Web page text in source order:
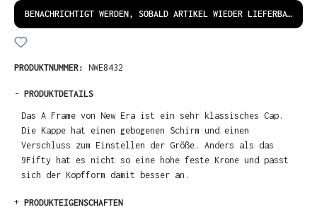
BENACHRICHTIGT WERDEN, SOBALD ARTIKEL WIEDER LIEFERBAR IST!
PRODUKTNUMMER: NWE8432
- PRODUKTDETAILS
Das A Frame von New Era ist ein sehr klassisches Cap.
Die Kappe hat einen gebogenen Schirm und einen
Verschluss zum Einstellen der Größe. Anders als das
9Fifty hat es nicht so eine hohe feste Krone und passt
sich der Kopfform damit besser an.
+ PRODUKTEIGENSCHAFTEN